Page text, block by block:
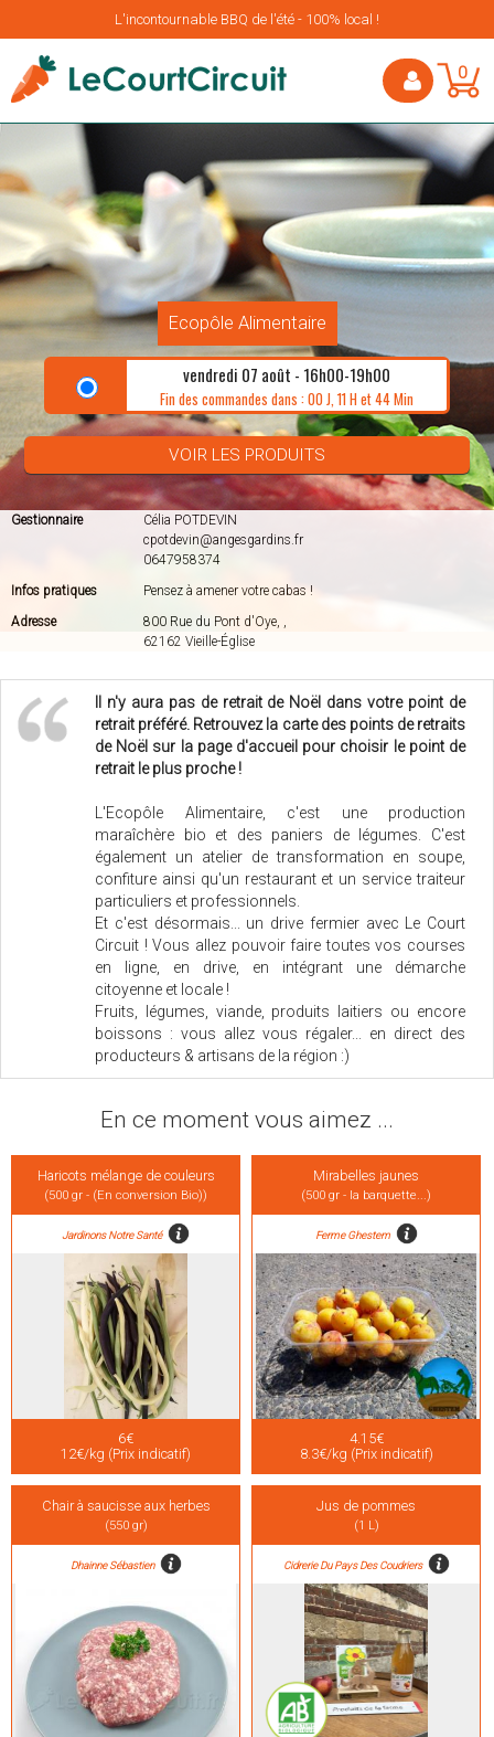
L'incontournable BBQ de l'été - 100% local !
0
Ecopôle Alimentaire
vendredi 07 août - 16h00-19h00
Fin des commandes dans : 00 J, 11 H et 44 Min
VOIR LES PRODUITS
Gestionnaire
Célia POTDEVIN
cpotdevin@angesgardins.fr
0647958374
Infos pratiques
Pensez à amener votre cabas !
Adresse
800 Rue du Pont d'Oye, ,
62162 Vieille-Église
Il n'y aura pas de retrait de Noël dans votre point de
retrait préféré. Retrouvez la carte des points de retraits
de Noël sur la page d'accueil pour choisir le point de
retrait le plus proche !
L'Ecopôle Alimentaire, c'est une production
maraîchère bio et des paniers de légumes. C'est
également un atelier de transformation en soupe,
confiture ainsi qu'un restaurant et un service traiteur
particuliers et professionnels.
Et c'est désormais... un drive fermier avec Le Court
Circuit ! Vous allez pouvoir faire toutes vos courses
en ligne, en drive, en intégrant une démarche
citoyenne et locale !
Fruits, légumes, viande, produits laitiers ou encore
boissons : vous allez vous régaler... en direct des
producteurs & artisans de la région :)
En ce moment vous aimez ...
Haricots mélange de couleurs
(500 gr - (En conversion Bio))
Jardinons Notre Santé
6€
12€/kg (Prix indicatif)
Mirabelles jaunes
(500 gr - la barquette...)
Ferme Ghestem
4.15€
8.3€/kg (Prix indicatif)
Chair à saucisse aux herbes
(550 gr)
Dhainne Sébastien
Jus de pommes
(1 L)
Cidrerie Du Pays Des Coudriers